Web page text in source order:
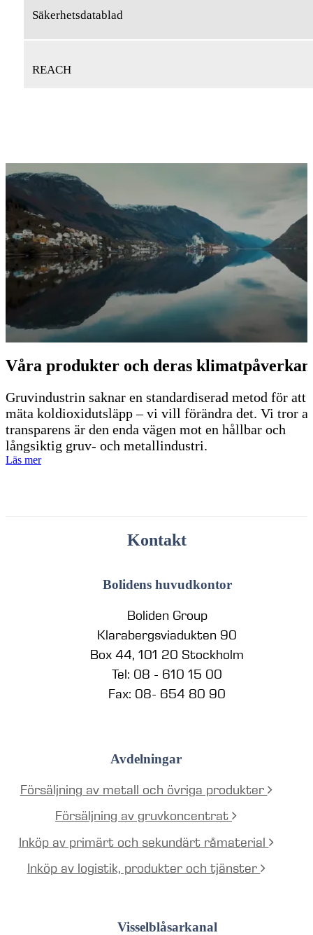
Säkerhetsdatablad
REACH
Våra produkter och deras klimatpåverkan
Gruvindustrin saknar en standardiserad metod för att
mäta koldioxidutsläpp – vi vill förändra det. Vi tror
transparens är den enda vägen mot en hållbar och
långsiktig gruv- och metallindustri.
Läs mer
Kontakt
Bolidens huvudkontor
Boliden Group
Klarabergsviadukten 90
Box 44, 101 20 Stockholm
Tel: 08 - 610 15 00
Fax: 08- 654 80 90
Avdelningar
Försäljning av metall och övriga produkter
Försäljning av gruvkoncentrat
Inköp av primärt och sekundärt råmaterial
Inköp av logistik, produkter och tjänster
Visselblåsarkanal